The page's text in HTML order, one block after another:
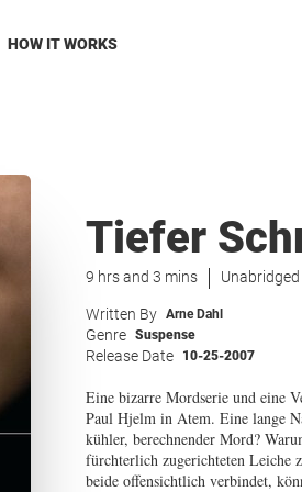
HOW IT WORKS
Tiefer
9 hrs and 3 mins Unabridged
Written By Arne Dahl
Genre Suspense
Release Date 10-25-2007
Eine bizarre Mordserie und eine
Paul Hjelm in Atem. Eine lange
kühler, berechnender Mord?
fürchterlich zugerichteten Leiche
beide offensichtlich verbindet,